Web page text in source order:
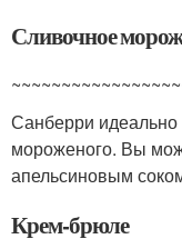
Сливочное
Санберри идеально
мороженого. Вы
апельсиновым
Крем-брюле